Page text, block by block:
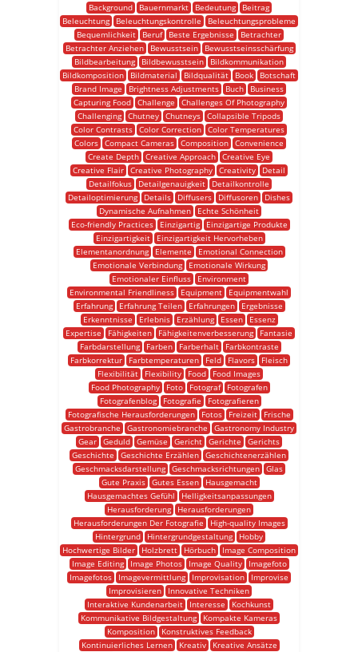
Background
Bauernmarkt Bedeutung
Beitrag
Beleuchtung
Beleuchtungskontrolle
Beleuchtungsprobleme
Bequemlichkeit
Beruf Beste Ergebnisse
Betrachter
Betrachter Anziehen
Bewusstsein
Bewusstseinsschärfung
Bildbearbeitung
Bildbewusstsein
Bildkommunikation
Bildkomposition
Bildmaterial Bildqualität Book
Botschaft
Brand Image
Brightness Adjustments Buch
Business
Capturing Food Challenge
Challenges Of Photography
Challenging Chutney Chutneys Collapsible Tripods
Color Contrasts Color Correction Color Temperatures
Colors Compact Cameras Composition Convenience
Create Depth Creative Approach Creative Eye
Creative Flair Creative Photography Creativity
Detail
Detailfokus
Detailgenauigkeit
Detailkontrolle
Detailoptimierung
Details Diffusers Diffusoren
Dishes
Dynamische Aufnahmen
Echte Schönheit
Eco-friendly Practices
Einzigartig
Einzigartige Produkte
Einzigartigkeit
Einzigartigkeit Hervorheben
Elementanordnung
Elemente
Emotional Connection
Emotionale Verbindung
Emotionale Wirkung
Emotionaler Einfluss
Environment
Environmental Friendliness
Equipment
Equipmentwahl
Erfahrung
Erfahrung Teilen Erfahrungen
Ergebnisse
Erkenntnisse
Erlebnis Erzählung Essen
Essenz
Expertise
Fähigkeiten Fähigkeitenverbesserung
Fantasie
Farbdarstellung
Farben Farberhalt
Farbkontraste
Farbkorrektur
Farbtemperaturen Feld Flavors
Fleisch
Flexibilität
Flexibility Food
Food Images
Food Photography
Foto Fotograf
Fotografen
Fotografenblog
Fotografie
Fotografieren
Fotografische Herausforderungen
Fotos Freizeit
Frische
Gastrobranche
Gastronomiebranche
Gastronomy Industry
Gear Geduld Gemüse Gericht Gerichte
Gerichts
Geschichte
Geschichte Erzählen Geschichtenerzählen
Geschmacksdarstellung Geschmacksrichtungen Glas
Gute Praxis
Gutes Essen
Hausgemacht
Hausgemachtes Gefühl
Helligkeitsanpassungen
Herausforderung
Herausforderungen
Herausforderungen Der Fotografie
High-quality Images
Hintergrund
Hintergrundgestaltung
Hobby
Hochwertige Bilder
Holzbrett Hörbuch
Image Composition
Image Editing
Image Photos Image Quality
Imagefoto
Imagefotos
Imagevermittlung Improvisation
Improvise
Improvisieren
Innovative Techniken
Interaktive Kundenarbeit
Interesse
Kochkunst
Kommunikative Bildgestaltung
Kompakte Kameras
Komposition
Konstruktives Feedback
Kontinuierliches Lernen
Kreativ
Kreative Ansätze